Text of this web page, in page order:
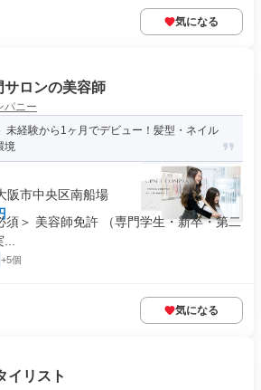
気になる
サロンの美容師
パニー
未経験から1ヶ月でデビュー！髪型・ネイル
境
阪市中央区南船場
須＞ 美容師免許 （専門学生・新卒・第二
+5個
気になる
イリスト